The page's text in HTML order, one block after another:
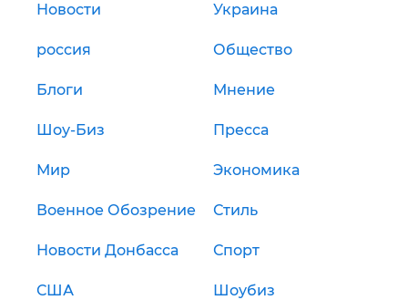
Новости Украина
россия Общество
Блоги Мнение
Шоу-Биз Пресса
Мир Экономика
Военное Обозрение Стиль
Новости Донбасса Спорт
США Шоубиз